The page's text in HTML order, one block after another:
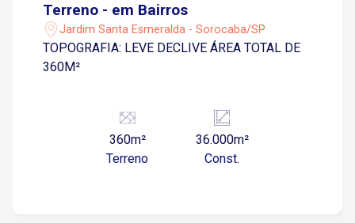
Terreno - em Bairros
Jardim Santa Esmeralda - Sorocaba/SP
TOPOGRAFIA: LEVE DECLIVE ÁREA TOTAL DE
360M²
360m²
Terreno
36.000m²
Const.